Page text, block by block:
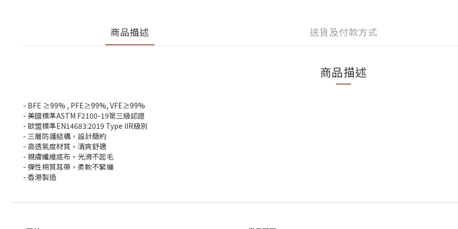
商品描述 送貨及付款方式
商品描述
- BFE ≥99% , PFE≥99%, VFE≥99%
- 美國標準ASTM F2100-19第三級認證
- 歐盟標準EN14683:2019 Type IIR級別
- 三層防護結構，設計簡約
- 高透氣度材質，清爽舒適
- 親膚纖維底布，光滑不起毛
- 彈性棉質耳帶，柔軟不緊繃
- 香港製造